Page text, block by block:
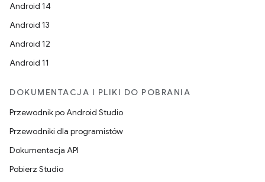
Android 14
Android 13
Android 12
Android 11
DOKUMENTACJA I PLIKI DO POBRANIA
Przewodnik po Android Studio
Przewodniki dla programistów
Dokumentacja API
Pobierz Studio